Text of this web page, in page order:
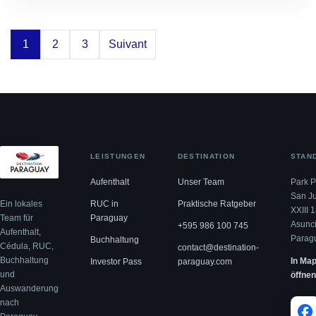
Posts pagination
1 2 3 Suivant
Ein lokales
Team für
Aufenthalt,
Cédula, RUC,
Buchhaltung
und
Auswanderung
nach
LEISTUNGEN
Aufenthalt
RUC in
Paraguay
Buchhaltung
Investor Pass
DESTINATION
Unser Team
Praktische Ratgeber
+595 986 100 745
contact@destination-
paraguay.com
Park
San
XXIII
In